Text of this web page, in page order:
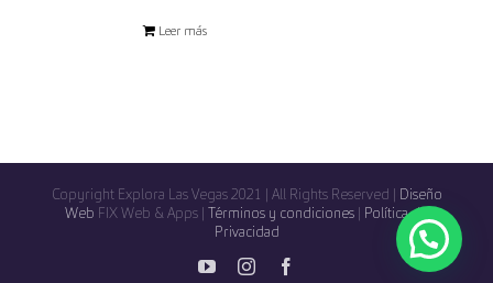
Leer más
Copyright Explora Las Vegas 2021 | All Rights Reserved | Diseño
Web FIX Web & Apps | Términos y condiciones | Política de
Privacidad
YouTubeInstagram